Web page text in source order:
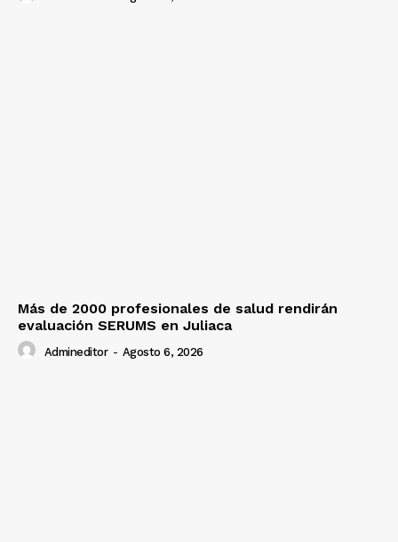
Más de 2000 profesionales de salud rendirán
evaluación SERUMS en Juliaca
Admineditor - Agosto 6, 2026